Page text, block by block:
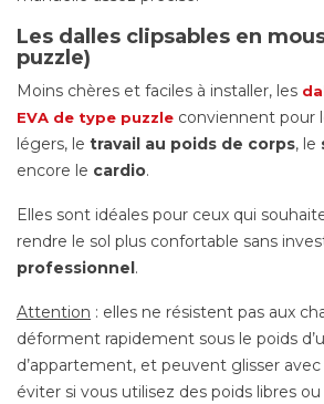
Les dalles clipsables en
puzzle)
Moins chères et faciles à installer, les
EVA de type puzzle conviennent pour
légers, le travail au poids de corps, le
encore le cardio.
Elles sont idéales pour ceux qui
rendre le sol plus confortable sans
professionnel .
Attention : elles ne résistent pas aux
déforment rapidement sous le poids
d’appartement, et peuvent glisser avec
éviter si vous utilisez des poids libres ou